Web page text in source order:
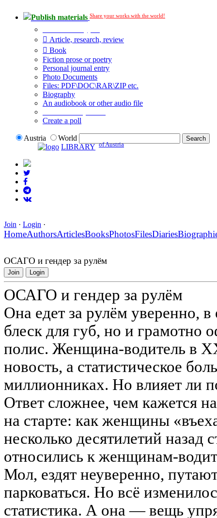
Publish materials Share your works with the world!
Article, research, review
Book
Fiction prose or poetry
Personal journal entry
Photo Documents
Files: PDF\DOC\RAR\ZIP etc.
Biography
An audiobook or other audio file
Create a poll
Austria
World
LIBRARY of Austria
Join · Login ·
HomeAuthorsArticlesBooksPhotosFilesDiaries
ОСАГО и гендер за рулём
Join Login
ОСАГО и гендер за рулём
Она едет за рулём уверенно,
блеск для губ, но и грамотно
полис. Женщина-водитель в
новость, а статистическое
миллионниках. Но влияет ли
Ответ сложнее, чем кажется
на старте: как женщины
несколько десятилетий назад
относились к женщинам-
Мол, ездят неуверенно,
парковаться. Но всё
статистика. А она — вещь